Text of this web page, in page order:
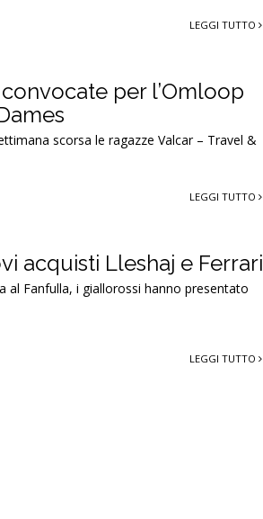
LEGGI TUTTO
per l’Omloop
scorsa le ragazze Valcar – Travel &
LEGGI TUTTO
acquisti Lleshaj e Ferrari
al Fanfulla, i giallorossi hanno presentato
LEGGI TUTTO